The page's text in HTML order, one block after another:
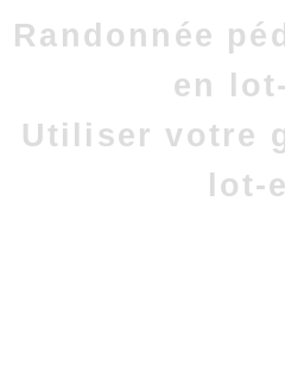
Randonnée
en
Utiliser votre
lot-